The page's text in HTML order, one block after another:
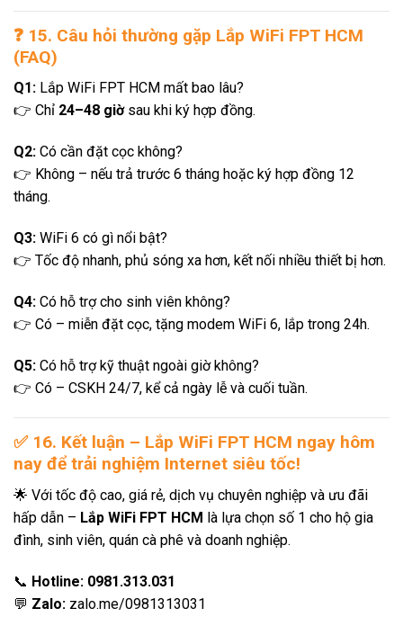
❓ 15. Câu hỏi thường gặp Lắp WiFi FPT HCM
(FAQ)
Q1: Lắp WiFi FPT HCM mất bao lâu?
👉 Chỉ 24–48 giờsau khi ký hợp đồng.
Q2: Có cần đặt cọc không?
👉 Không – nếu trả trước 6 tháng hoặc ký hợp đồng 12
tháng.
Q3: WiFi 6 có gì nổi bật?
👉 Tốc độ nhanh, phủ sóng xa hơn, kết nối nhiều thiết bị hơn.
Q4: Có hỗ trợ cho sinh viên không?
👉 Có – miễn đặt cọc, tặng modem WiFi 6, lắp trong 24h.
Q5: Có hỗ trợ kỹ thuật ngoài giờ không?
👉 Có – CSKH 24/7, kể cả ngày lễ và cuối tuần.
✅ 16. Kết luận – Lắp WiFi FPT HCM ngay hôm
nay để trải nghiệm Internet siêu tốc!
🌟 Với tốc độ cao, giá rẻ, dịch vụ chuyên nghiệp và ưu đãi
hấp dẫn – Lắp WiFi FPT HCM là lựa chọn số 1 cho hộ gia
đình, sinh viên, quán cà phê và doanh nghiệp.
📞 Hotline: 0981.313.031
💬 Zalo: zalo.me/0981313031